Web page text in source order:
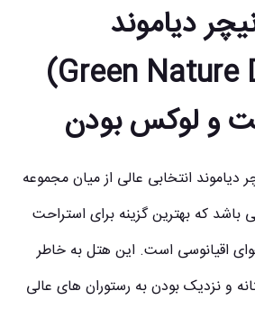
دیاموند
(Green Nature Diamond)
و لوکس بودن
باشد که بهترین گزینه برای استراحت
اقیانوسی است. این هتل به خاطر
و نزدیک بودن به رستوران ‌های عالی